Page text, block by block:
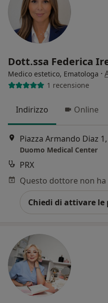
Dott.ssa Federica
Medico estetico, Ematologa ·
1 recensione
Indirizzo Online
Piazza Armando Diaz
Duomo Medical Center
PRX
Chiedi di attivare